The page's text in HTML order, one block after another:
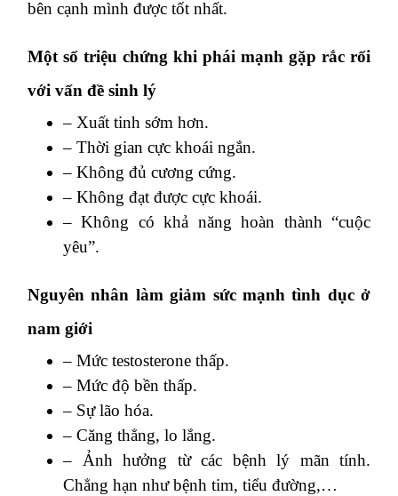
bên cạnh mình được tốt nhất.
Một số triệu chứng khi phái mạnh gặp rắc rối
với vấn đề sinh lý
– Xuất tinh sớm hơn.
– Thời gian cực khoái ngắn.
– Không đủ cương cứng.
– Không đạt được cực khoái.
– Không có khả năng hoàn thành “cuộc
yêu”.
Nguyên nhân làm giảm sức mạnh tình dục ở
nam giới
– Mức testosterone thấp.
– Mức độ bền thấp.
– Sự lão hóa.
– Căng thẳng, lo lắng.
– Ảnh hưởng từ các bệnh lý mãn tính.
Chẳng hạn như bệnh tim, tiểu đường,…